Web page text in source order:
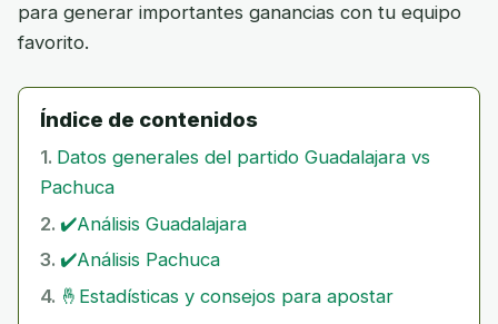
para generar importantes ganancias con tu equipo
favorito.
Índice de contenidos
Datos generales del partido Guadalajara vs
Pachuca
✔️Análisis Guadalajara
✔️Análisis Pachuca
🤞Estadísticas y consejos para apostar